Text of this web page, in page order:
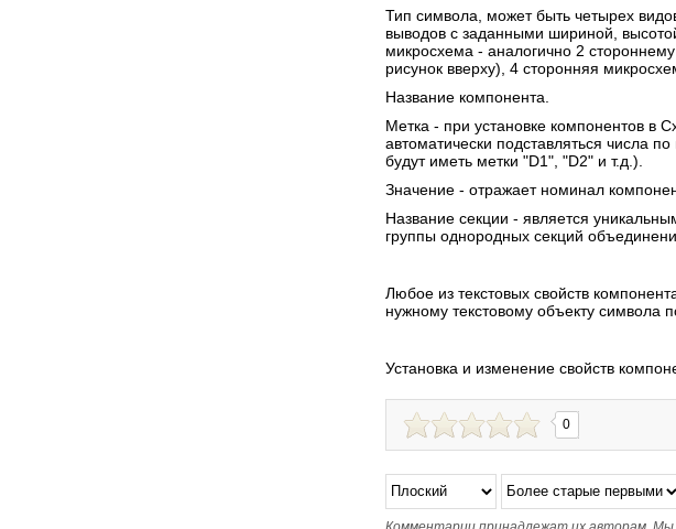
Тип символа, может быть четырех
выводов с заданными шириной,
микросхема - аналогично 2
рисунок вверху), 4 сторонняя
Название компонента.
Метка - при установке компонентов в
автоматически подставляться числа
будут иметь метки "D1", "D2" и т.д.).
Значение - отражает номинал
Название секции - является
группы однородных секций
Любое из текстовых свойств
нужному текстовому объекту символа
Установка и изменение свойств
0